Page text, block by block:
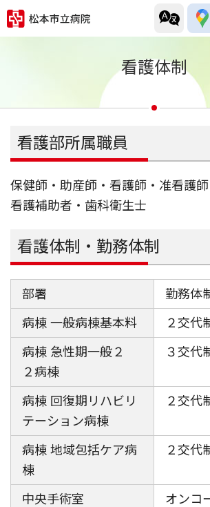
看護体制
看護部所属職員
保健師・助産師・看護師・准看護師
看護補助者・歯科衛生士
看護体制・勤務体制
部署
勤務体
病棟 一般病棟基本料
２交代
病棟 急性期一般２
２病棟
３交代
病棟 回復期リハビリ
テーション病棟
２交代
病棟 地域包括ケア病
棟
２交代
中央手術室
オンコ